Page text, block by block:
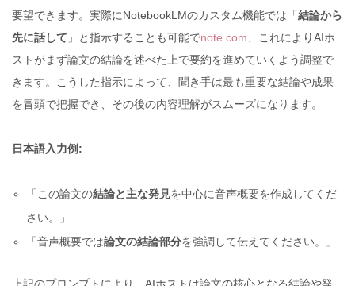
要望できます。実際にNotebookLMのカスタム機能では「 結論から
先に話して 」と指示することも可能でnote.com 、これによりAIホ
ストがまず論文の結論を述べた上で要約を進めていくよう調整で
きます。こうした指示によって、聞き手は最も重要な結論や成果
を冒頭で把握でき、その後の内容理解がスムーズになります。
日本語入力例:
「この論文の結論と主な発見を中心に音声概要を作成してくだ
さい。」
「音声概要では論文の結論部分を強調して伝えてください。」